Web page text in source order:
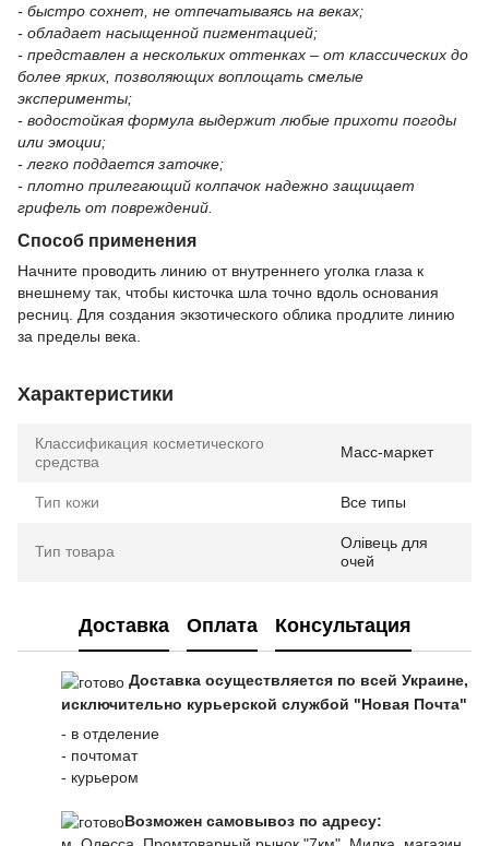
- быстро сохнет, не отпечатываясь на веках;
- обладает насыщенной пигментацией;
- представлен а нескольких оттенках – от классических до
более ярких, позволяющих воплощать смелые
эксперименты;
- водостойкая формула выдержит любые прихоти погоды
или эмоции;
- легко поддается заточке;
- плотно прилегающий колпачок надежно защищает
грифель от повреждений.
Способ применения
Начните проводить линию от внутреннего уголка глаза к
внешнему так, чтобы кисточка шла точно вдоль основания
ресниц. Для создания экзотического облика продлите линию
за пределы века.
Характеристики
Классификация косметического
средства
Масс-маркет
Тип кожи Все типы
Тип товара
Олівець для
очей
Доставка Оплата Консультация
Доставка осуществляется по всей Украине,
исключительно курьерской службой "Новая Почта"
- в отделение
- почтомат
- курьером
Возможен самовывоз по адресу: